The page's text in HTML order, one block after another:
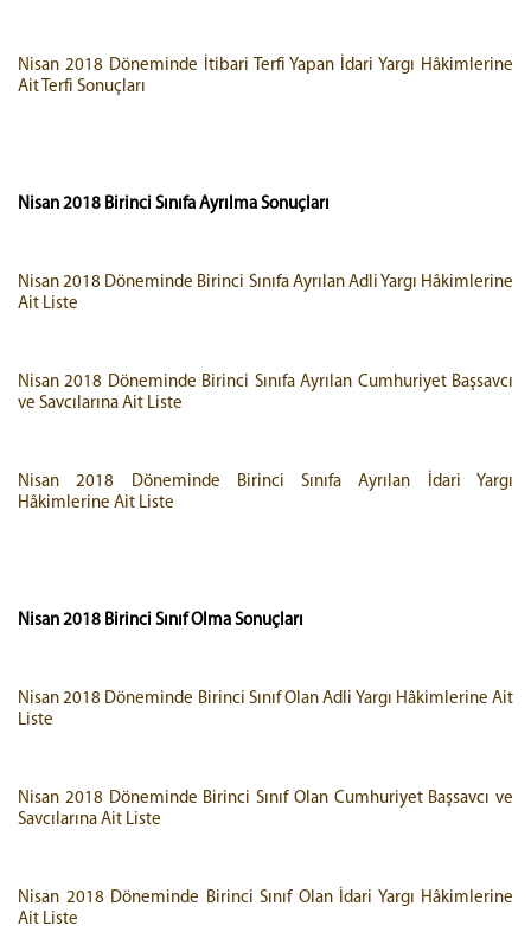
Nisan 2018 Döneminde İtibari Terfi Yapan İdari Yargı Hâkimlerine
Ait Terfi Sonuçları
Nisan 2018 Birinci Sınıfa Ayrılma Sonuçları
Nisan 2018 Döneminde Birinci Sınıfa Ayrılan Adli Yargı Hâkimlerine
Ait Liste
Nisan 2018 Döneminde Birinci Sınıfa Ayrılan Cumhuriyet Başsavcı
ve Savcılarına Ait Liste
Nisan 2018 Döneminde Birinci Sınıfa Ayrılan İdari Yargı
Hâkimlerine Ait Liste
Nisan 2018 Birinci Sınıf Olma Sonuçları
Nisan 2018 Döneminde Birinci Sınıf Olan Adli Yargı Hâkimlerine Ait
Liste
Nisan 2018 Döneminde Birinci Sınıf Olan Cumhuriyet Başsavcı ve
Savcılarına Ait Liste
Nisan 2018 Döneminde Birinci Sınıf Olan İdari Yargı Hâkimlerine
Ait Liste